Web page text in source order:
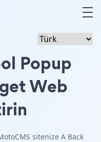
Popup
Web
sitenize A Back